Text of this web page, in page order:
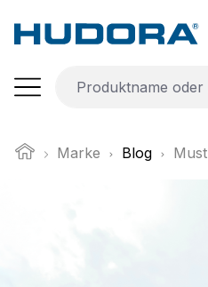
Zum Hauptinhalt springen
Marke Blog